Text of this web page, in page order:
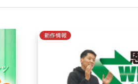
新作情報